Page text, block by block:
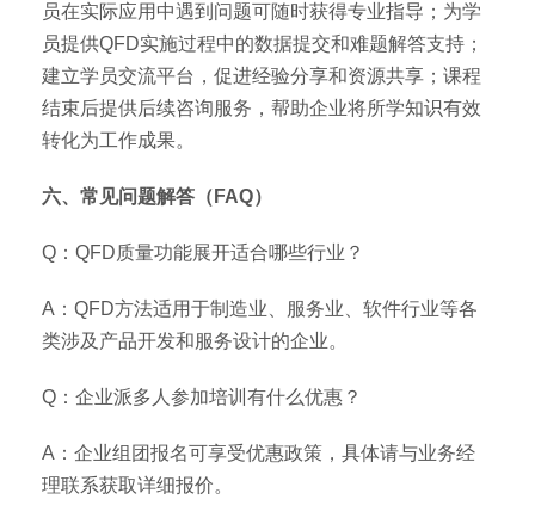
员在实际应用中遇到问题可随时获得专业指导；为学
员提供QFD实施过程中的数据提交和难题解答支持；
建立学员交流平台，促进经验分享和资源共享；课程
结束后提供后续咨询服务，帮助企业将所学知识有效
转化为工作成果。
六、常见问题解答（FAQ）
Q：QFD质量功能展开适合哪些行业？
A：QFD方法适用于制造业、服务业、软件行业等各
类涉及产品开发和服务设计的企业。
Q：企业派多人参加培训有什么优惠？
A：企业组团报名可享受优惠政策，具体请与业务经
理联系获取详细报价。